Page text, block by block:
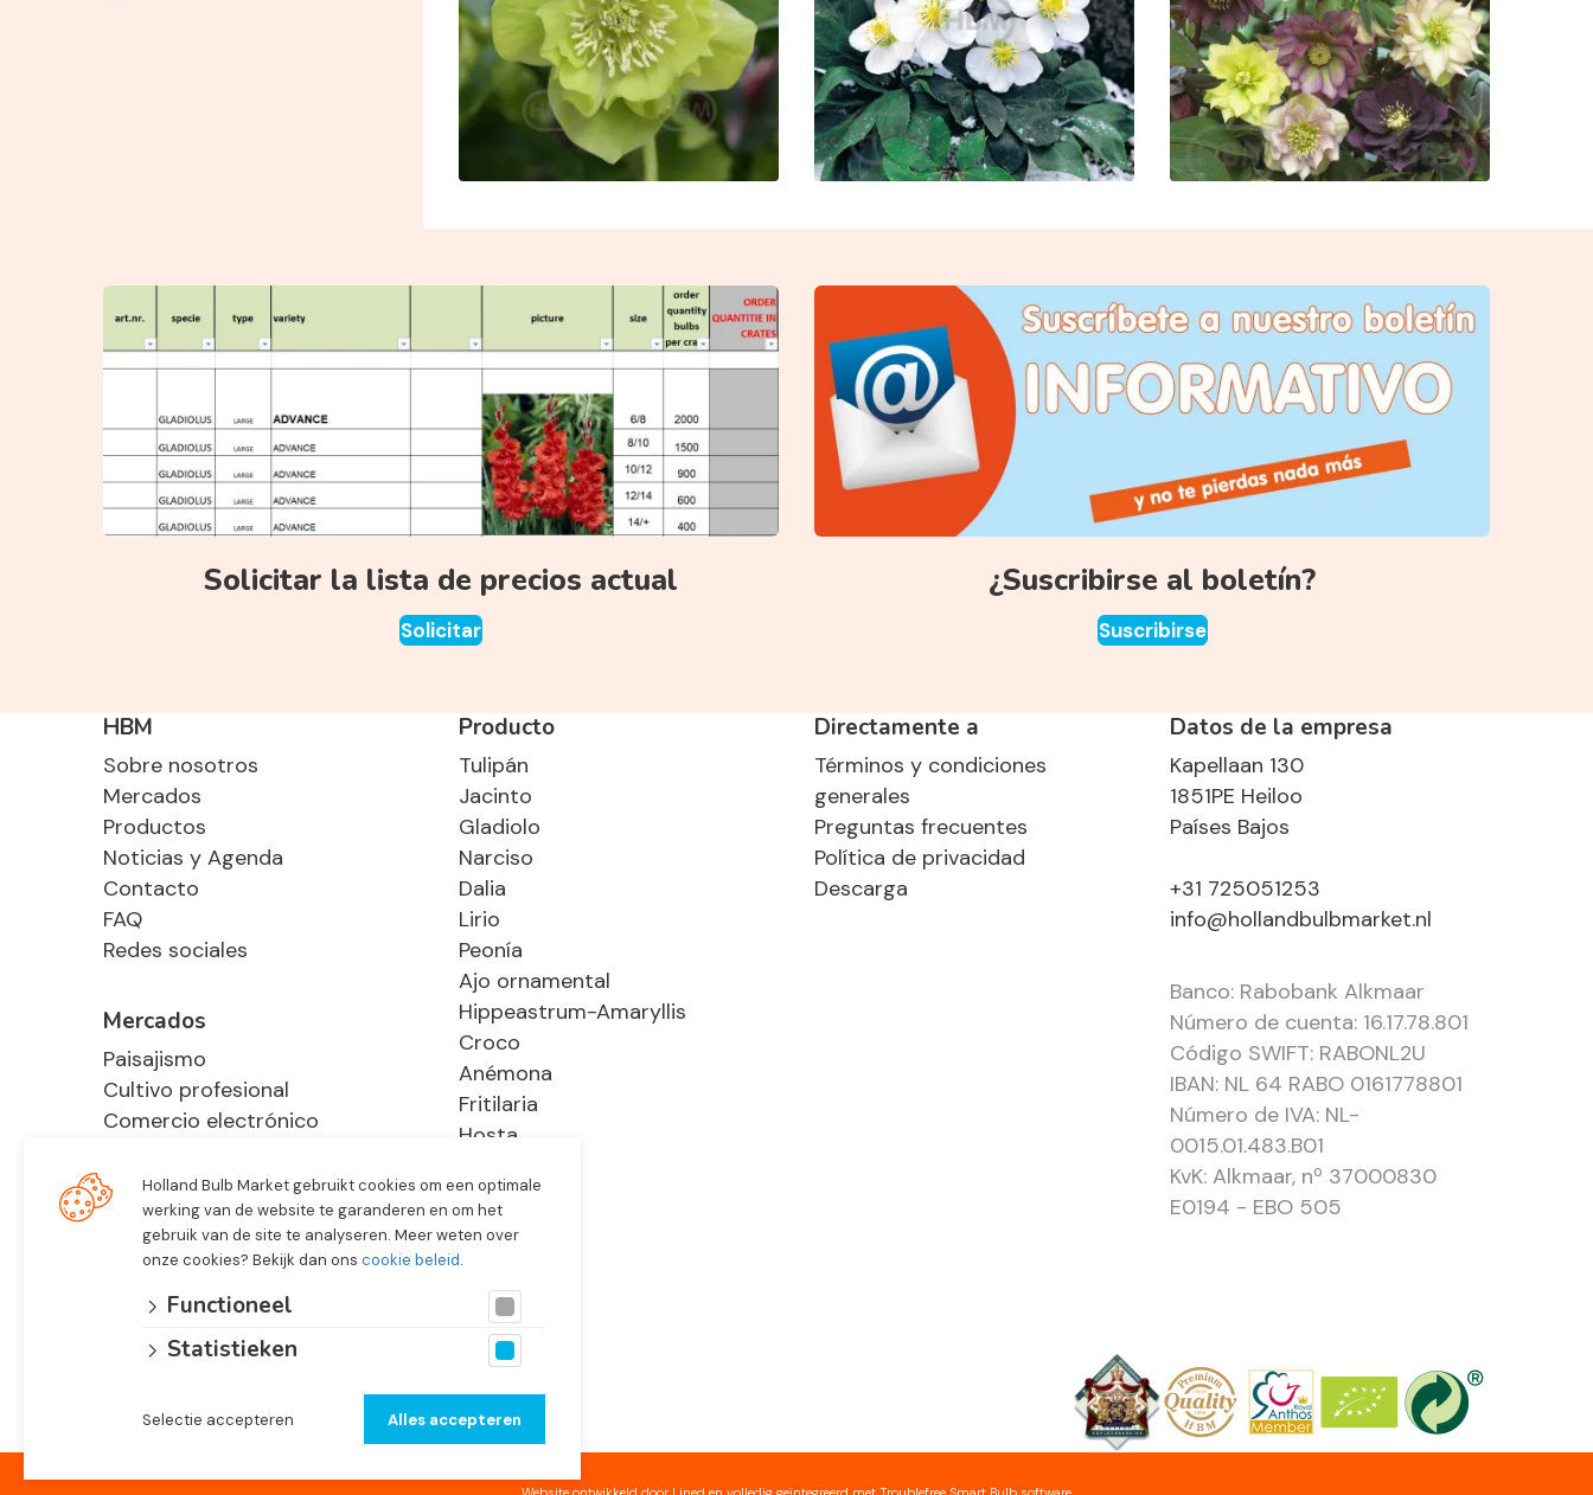
Solicitar la lista de precios actual
Solicitar
¿Suscribirse al boletín?
Suscribirse
HBM
Sobre nosotros
Mercados
Productos
Noticias y Agenda
Contacto
FAQ
Redes sociales
Mercados
Paisajismo
Cultivo profesional
Comercio electrónico
Producto
Tulipán
Jacinto
Gladiolo
Narciso
Dalia
Lirio
Peonía
Ajo ornamental
Hippeastrum-Amaryllis
Croco
Anémona
Fritilaria
Hosta
Directamente a
Términos y condiciones
generales
Preguntas frecuentes
Política de privacidad
Descarga
Datos de la empresa
Kapellaan 130
1851PE Heiloo
Países Bajos
+31 725051253
info@hollandbulbmarket.nl
Banco: Rabobank Alkmaar
Número de cuenta: 16.17.78.801
Código SWIFT: RABONL2U
IBAN: NL 64 RABO 0161778801
Número de IVA: NL-
0015.01.483.B01
KvK: Alkmaar, nº 37000830
E0194 - EBO 505
Holland Bulb Market gebruikt cookies om een optimale
werking van de website te garanderen en om het
gebruik van de site te analyseren. Meer weten over
onze cookies? Bekijk dan ons cookie beleid.
Functioneel
Statistieken
Selectie accepteren Alles accepteren